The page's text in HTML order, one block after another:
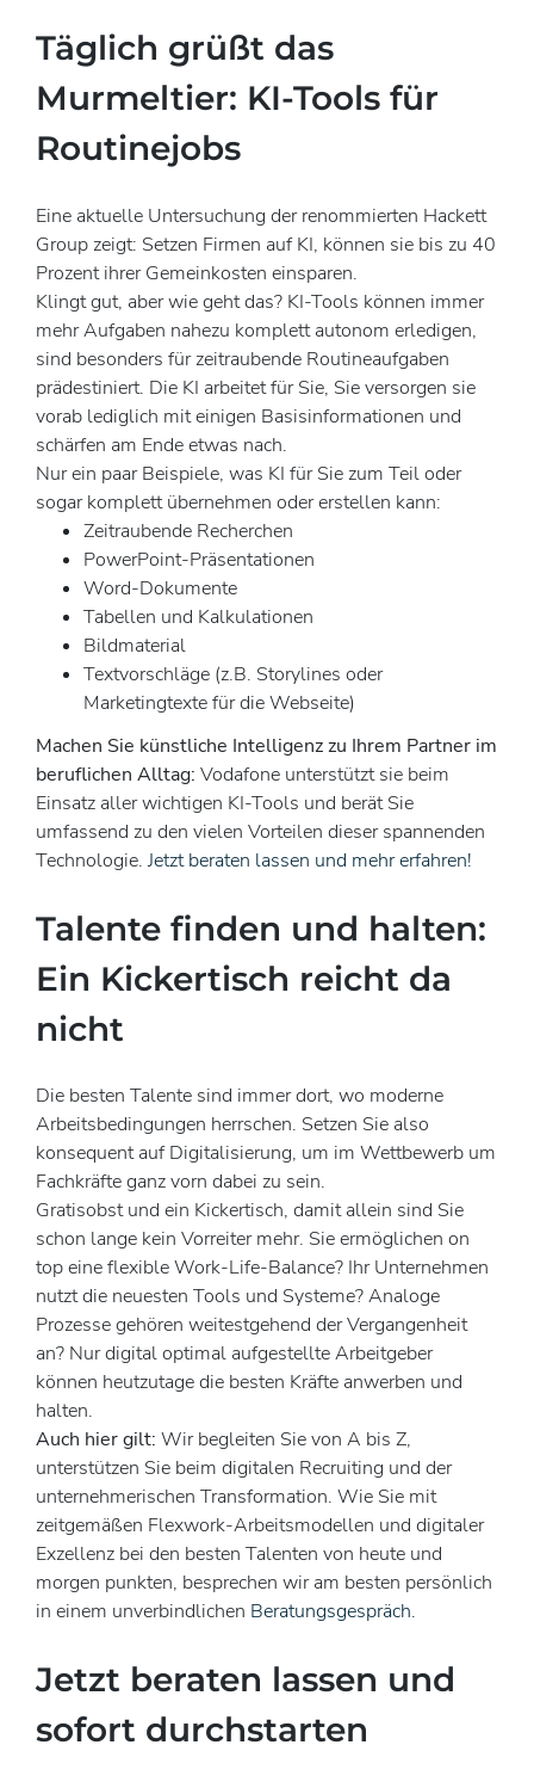
Täglich grüßt das
Murmeltier: KI-Tools für
Routinejobs
Eine aktuelle Untersuchung der renommierten Hackett
Group zeigt: Setzen Firmen auf KI, können sie bis zu 40
Prozent ihrer Gemeinkosten einsparen.
Klingt gut, aber wie geht das? KI-Tools können immer
mehr Aufgaben nahezu komplett autonom erledigen,
sind besonders für zeitraubende Routineaufgaben
prädestiniert. Die KI arbeitet für Sie, Sie versorgen sie
vorab lediglich mit einigen Basisinformationen und
schärfen am Ende etwas nach.
Nur ein paar Beispiele, was KI für Sie zum Teil oder
sogar komplett übernehmen oder erstellen kann:
Zeitraubende Recherchen
PowerPoint-Präsentationen
Word-Dokumente
Tabellen und Kalkulationen
Bildmaterial
Textvorschläge (z.B. Storylines oder
Marketingtexte für die Webseite)
Machen Sie künstliche Intelligenz zu Ihrem Partner im
beruflichen Alltag: Vodafone unterstützt sie beim
Einsatz aller wichtigen KI-Tools und berät Sie
umfassend zu den vielen Vorteilen dieser spannenden
Technologie.Jetzt beraten lassen und mehr erfahren!
Talente finden und halten:
Ein Kickertisch reicht da
nicht
Die besten Talente sind immer dort, wo moderne
Arbeitsbedingungen herrschen. Setzen Sie also
konsequent auf Digitalisierung, um im Wettbewerb um
Fachkräfte ganz vorn dabei zu sein.
Gratisobst und ein Kickertisch, damit allein sind Sie
schon lange kein Vorreiter mehr. Sie ermöglichen on
top eine flexible Work-Life-Balance? Ihr Unternehmen
nutzt die neuesten Tools und Systeme? Analoge
Prozesse gehören weitestgehend der Vergangenheit
an? Nur digital optimal aufgestellte Arbeitgeber
können heutzutage die besten Kräfte anwerben und
halten.
Auch hier gilt: Wir begleiten Sie von A bis Z,
unterstützen Sie beim digitalen Recruiting und der
unternehmerischen Transformation. Wie Sie mit
zeitgemäßen Flexwork-Arbeitsmodellen und digitaler
Exzellenz bei den besten Talenten von heute und
morgen punkten, besprechen wir am besten persönlich
in einem unverbindlichen Beratungsgespräch.
Jetzt beraten lassen und
sofort durchstarten